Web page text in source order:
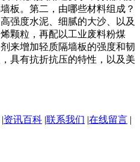
板。第二，由哪些材料组成？
强度水泥、细腻的大沙、以及
颗粒，再配以工业废料粉煤
来增加轻质隔墙板的强度和韧
具有抗折抗压的特性，以及美
|资讯百科 |联系我们 |在线留言 |